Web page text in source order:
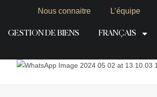
Nous connaitre L’équipe
GESTION DE BIENS FRANÇAIS